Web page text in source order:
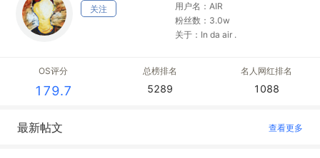
关注
用户名：AIR
粉丝数：3.0w
关于：In da air .
OS评分
179.7
总榜排名
5289
名人网红排名
1088
最新帖文 查看更多